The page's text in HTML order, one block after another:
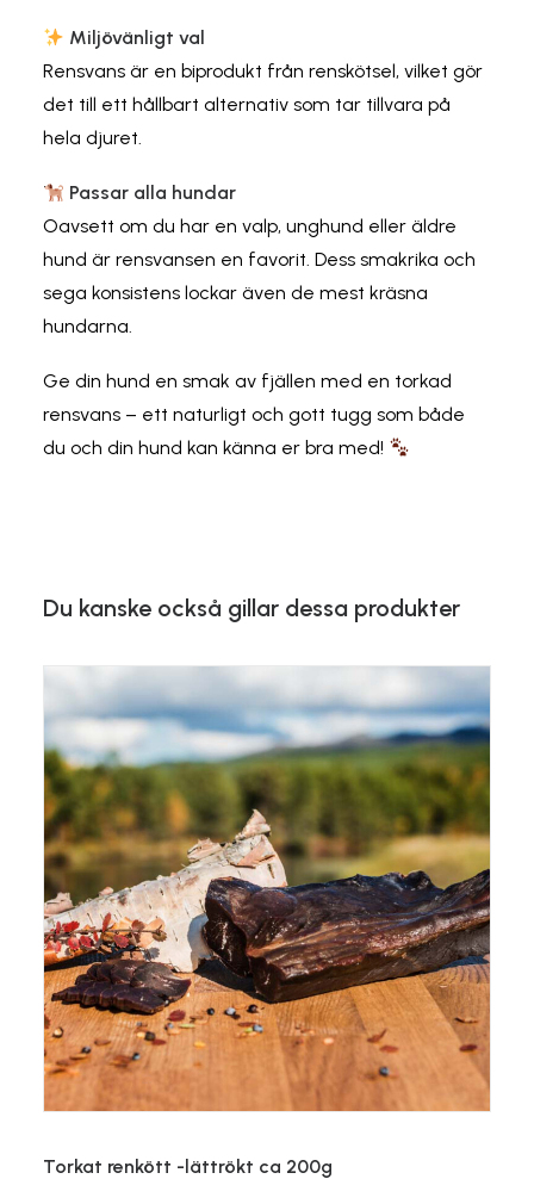
Miljövänligt val
Rensvans är en biprodukt från renskötsel, vilket gör
det till ett hållbart alternativ som tar tillvara på
hela djuret.
Passar alla hundar
Oavsett om du har en valp, unghund eller äldre
hund är rensvansen en favorit. Dess smakrika och
sega konsistens lockar även de mest kräsna
hundarna.
Ge din hund en smak av fjällen med en torkad
rensvans – ett naturligt och gott tugg som både
du och din hund kan känna er bra med!
Du kanske också gillar dessa produkter
Torkat renkött -lättrökt ca 200g